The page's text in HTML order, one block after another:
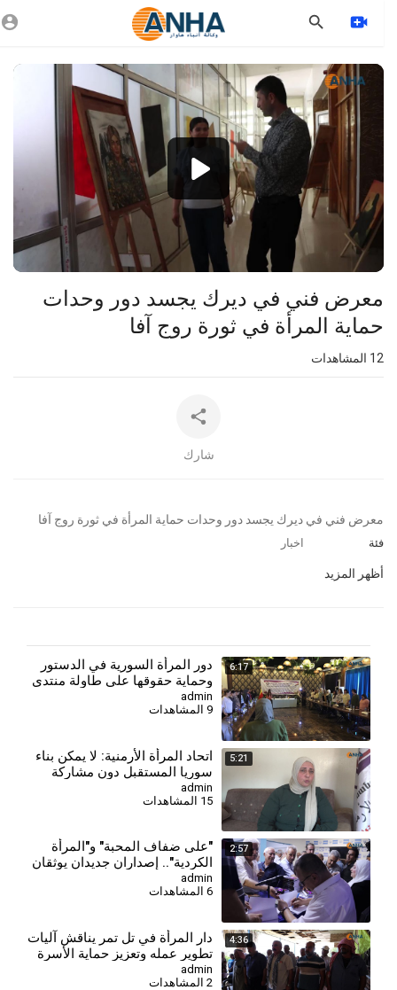
Video
Player
auto
معرض فني في ديرك يجسد دور وحدات
حماية المرأة في ثورة روج آفا
المشاهدات
شارك
⁣معرض فني في ديرك يجسد دور وحدات حماية المرأة في ثورة روج آفا
فئة اخبار
أظهر المزيد
6:17
دور المرأة السورية في الدستور
وحماية حقوقها على طاولة منتدى
مجلس المرأة
admin
9 المشاهدات
5:21
⁣اتحاد المرأة الأرمنية: لا يمكن بناء
سوريا المستقبل دون مشاركة
جميع النساء
admin
15 المشاهدات
2:57
⁣"على ضفاف المحبة" و"المرأة
الكردية".. إصداران جديدان يوثقان
الهوية والذاكرة
admin
6 المشاهدات
4:36
دار المرأة في تل تمر يناقش آليات
تطوير عمله وتعزيز حماية الأسرة
والمجتمع
admin
2 المشاهدات